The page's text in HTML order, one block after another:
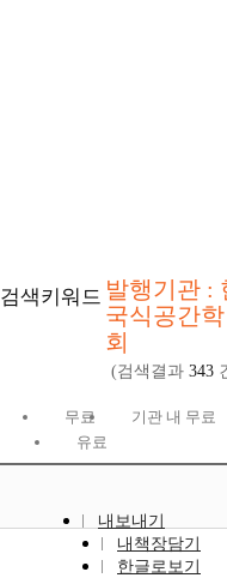
검색키워드 발행기관 :
국식공간학
회
(검색결과 343
무료
기관 내 무료
유료
내보내기
내책장담기
한글로보기